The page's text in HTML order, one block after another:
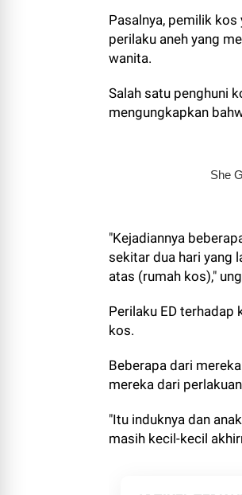
Pasalnya, pemilik
perilaku aneh yang
wanita.
Salah satu penghuni
mengungkapkan
"Kejadiannya
sekitar dua hari yang
atas (rumah kos),"
Perilaku ED terhadap
kos.
Beberapa dari
mereka dari
"Itu induknya dan
masih kecil-kecil